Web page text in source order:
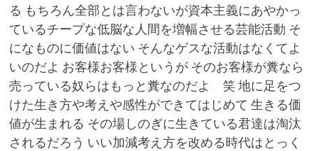
る もちろん全部とは言わないが資本主義にあやかっ
ているチープな低脳な人間を増幅させる芸能活動 そ
になものに価値はない そんなゲスな活動はなくてよ
いのだよ お客様お客様というが そのお客様が糞なら
売っている奴らはもっと糞なのだよ 笑 地に足をつ
けた生き方や考えや感性ができてはじめて 生きる価
値が生まれる その場しのぎに生きている君達は淘汰
されるだろう いい加減考え方を改める時代はとっく